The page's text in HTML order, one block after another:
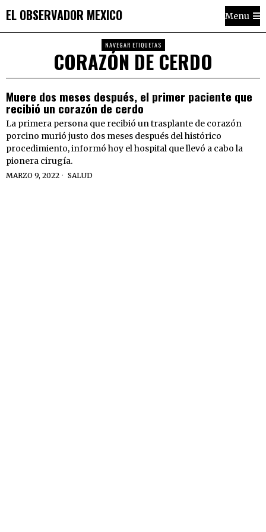
EL OBSERVADOR MEXICO Menu
NAVEGAR ETIQUETAS
CORAZÓN DE CERDO
Muere dos meses después, el primer paciente que
recibió un corazón de cerdo
La primera persona que recibió un trasplante de corazón
porcino murió justo dos meses después del histórico
procedimiento, informó hoy el hospital que llevó a cabo la
pionera cirugía.
MARZO 9, 2022 SALUD